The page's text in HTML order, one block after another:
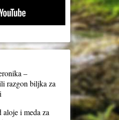
–
razgon biljka za
i meda za